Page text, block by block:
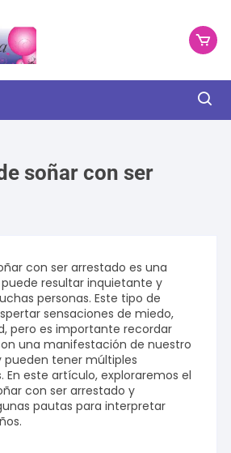
soñar con ser
con ser arrestado es una
resultar inquietante y
personas. Este tipo de
sensaciones de miedo,
pero es importante recordar
una manifestación de nuestro
pueden tener múltiples
En este artículo, exploraremos el
con ser arrestado y
pautas para interpretar